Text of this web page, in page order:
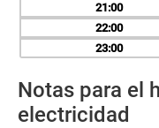
21
22
23
Notas para el
electricidad